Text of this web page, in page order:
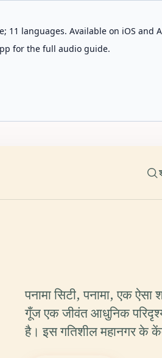
11 languages. Available on iOS and
for the full audio guide.
पनामा सिटी, पनामा, एक
गूँज एक जीवंत आधुनिक
है। इस गतिशील महानगर के